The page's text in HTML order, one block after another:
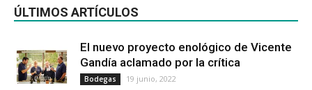
ÚLTIMOS ARTÍCULOS
El nuevo proyecto enológico de Vicente
Gandía aclamado por la crítica
Bodegas 19 junio, 2022